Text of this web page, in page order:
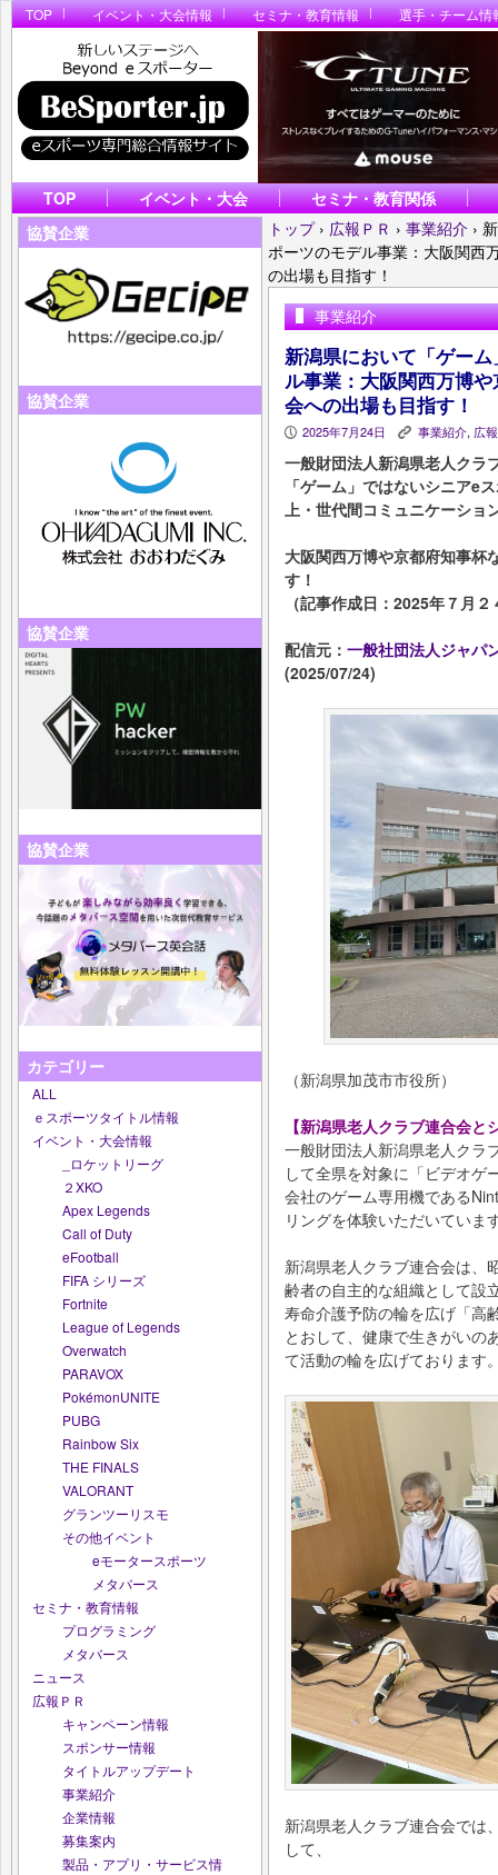
TOP イベント・大会情報 セミナ・教育情報 選手・チーム情
TOP イベント・大会
セミナ・教育関係
協賛企業
協賛企業
協賛企業
協賛企業
カテゴリー
ALL
ｅスポーツタイトル情報
イベント・大会情報
_ロケットリーグ
２XKO
Apex Legends
Call of Duty
eFootball
FIFA シリーズ
Fortnite
League of Legends
Overwatch
PARAVOX
PokémonUNITE
PUBG
Rainbow Six
THE FINALS
VALORANT
グランツーリスモ
その他イベント
eモータースポーツ
メタバース
セミナ・教育情報
プログラミング
メタバース
ニュース
広報ＰＲ
キャンペーン情報
スポンサー情報
タイトルアップデート
事業紹介
企業情報
募集案内
製品・アプリ・サービス情
トップ › 広報ＰＲ › 事業紹介 ›
ポーツのモデル事業：大阪関西
の出場も目指す！
事業紹介
新潟県において「ゲー
ル事業：大阪関西万博
会への出場も目指す！
P 2025年7月24日 K 事業紹介, 広
一般財団法人新潟県老人クラ
「ゲーム」ではないシニアe
上・世代間コミュニケーショ
大阪関西万博や京都府知事杯
す！
（記事作成日：2025年７月２
配信元： 一般社団法人ジャパ
(2025/07/24)
（新潟県加茂市市役所）
【新潟県老人クラブ連合会と
一般財団法人新潟県老人クラ
して全県を対象に「ビデオゲ
会社のゲーム専用機である
リングを体験いただいていま
新潟県老人クラブ連合会は、
齢者の自主的な組織として設
寿命介護予防の輪を広げ「高
とおして、健康で生きがいの
て活動の輪を広げております
新潟県老人クラブ連合会では
して、